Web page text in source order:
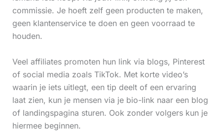
commissie. Je hoeft zelf geen producten te maken,
geen klantenservice te doen en geen voorraad te
houden.
Veel affiliates promoten hun link via blogs, Pinterest
of social media zoals TikTok. Met korte video’s
waarin je iets uitlegt, een tip deelt of een ervaring
laat zien, kun je mensen via je bio-link naar een blog
of landingspagina sturen. Ook zonder volgers kun je
hiermee beginnen.